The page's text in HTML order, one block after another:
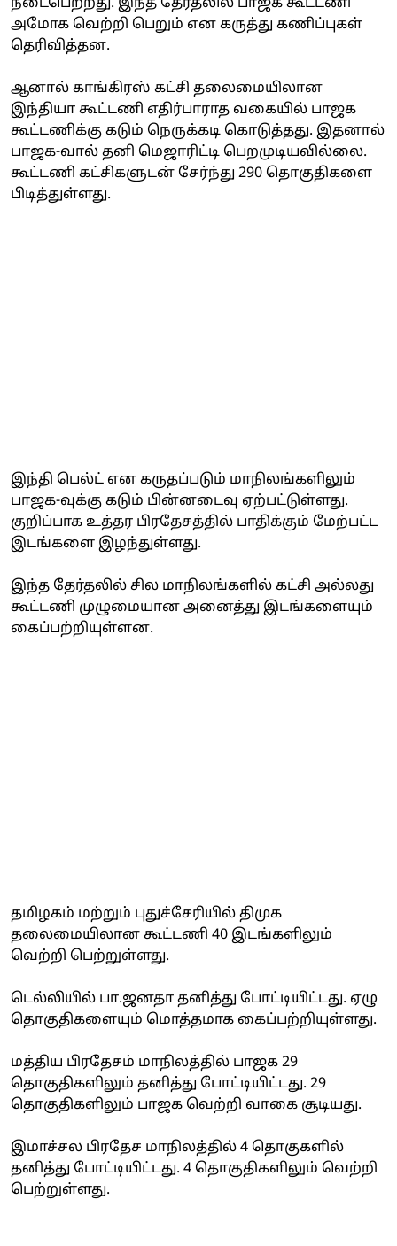
அமோக வெற்றி பெறும் என கருத்து கணிப்புகள்
தெரிவித்தன.
ஆனால் காங்கிரஸ் கட்சி தலைமையிலான
இந்தியா கூட்டணி எதிர்பாராத வகையில் பாஜக
கூட்டணிக்கு கடும் நெருக்கடி கொடுத்தது. இதனால்
பாஜக-வால் தனி மெஜாரிட்டி பெறமுடியவில்லை.
கூட்டணி கட்சிகளுடன் சேர்ந்து 290 தொகுதிகளை
பிடித்துள்ளது.
இந்தி பெல்ட் என கருதப்படும் மாநிலங்களிலும்
பாஜக-வுக்கு கடும் பின்னடைவு ஏற்பட்டுள்ளது.
குறிப்பாக உத்தர பிரதேசத்தில் பாதிக்கும் மேற்பட்ட
இடங்களை இழந்துள்ளது.
இந்த தேர்தலில் சில மாநிலங்களில் கட்சி அல்லது
கூட்டணி முழுமையான அனைத்து இடங்களையும்
கைப்பற்றியுள்ளன.
தமிழகம் மற்றும் புதுச்சேரியில் திமுக
தலைமையிலான கூட்டணி 40 இடங்களிலும்
வெற்றி பெற்றுள்ளது.
டெல்லியில் பா.ஜனதா தனித்து போட்டியிட்டது. ஏழு
தொகுதிகளையும் மொத்தமாக கைப்பற்றியுள்ளது.
மத்திய பிரதேசம் மாநிலத்தில் பாஜக 29
தொகுதிகளிலும் தனித்து போட்டியிட்டது. 29
தொகுதிகளிலும் பாஜக வெற்றி வாகை சூடியது.
இமாச்சல பிரதேச மாநிலத்தில் 4 தொகுகளில்
தனித்து போட்டியிட்டது. 4 தொகுதிகளிலும் வெற்றி
பெற்றுள்ளது.